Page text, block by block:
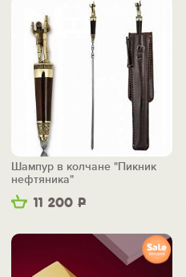
11 200 Р
Шампур в колчане "Пикник
нефтяника"